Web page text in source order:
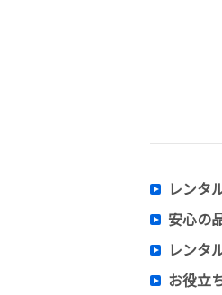
レンタ
安心の
レンタ
お役立